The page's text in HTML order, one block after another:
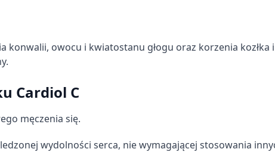
konwalii, owocu i kwiatostanu głogu oraz korzenia kozłka
Cardiol C
męczenia się.
wydolności serca, nie wymagającej stosowania